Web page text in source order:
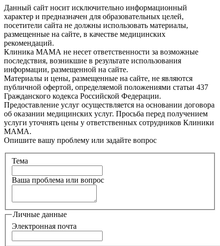
Данный сайт носит исключительно информационный
характер и предназначен для образовательных целей,
посетители сайта не должны использовать материалы,
размещенные на сайте, в качестве медицинских
рекомендаций.
Клиника МАМА не несет ответственности за возможные
последствия, возникшие в результате использования
информации, размещенной на сайте.
Материалы и цены, размещенные на сайте, не являются
публичной офертой, определяемой положениями статьи 437
Гражданского кодекса Российской Федерации.
Предоставление услуг осуществляется на основании договора
об оказании медицинских услуг. Просьба перед получением
услуги уточнять цены у ответственных сотрудников Клиники
МАМА.
Опишите вашу проблему или задайте вопрос
Тема
Ваша проблема или вопрос
Личные данные
Электронная почта